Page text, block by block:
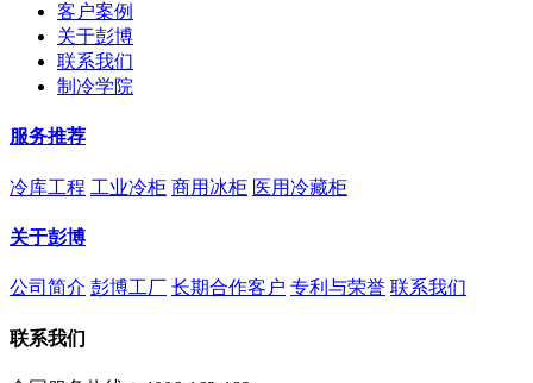
客户案例
关于彭博
联系我们
制冷学院
服务推荐
冷库工程 工业冷柜 商用冰柜 医用冷藏柜
关于彭博
公司简介 彭博工厂 长期合作客户 专利与荣誉 联系我们
联系我们